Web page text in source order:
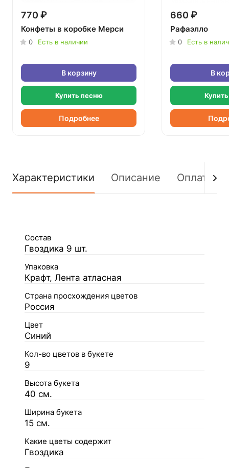
770 ₽
Конфеты в коробке Мерси
0 Есть в наличии
В корзину
Купить песню
Подробнее
660 ₽
Рафаэлло
0 Есть в
В
Характеристики Описание Оплата
Состав
Гвоздика 9 шт.
Упаковка
Крафт, Лента атласная
Страна просхождения цветов
Россия
Цвет
Синий
Кол-во цветов в букете
9
Высота букета
40 см.
Ширина букета
15 см.
Какие цветы содержит
Гвоздика